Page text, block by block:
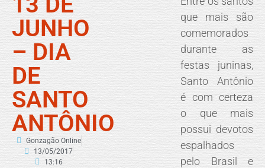
JUNHO
– DIA
DE
SANTO
ANTÔNIO
Gonzagão Online
13/05/2017
13:16
que mais são
comemorados
durante as
festas juninas,
Santo Antônio
é com certeza
o que mais
possui devotos
espalhados
pelo Brasil e